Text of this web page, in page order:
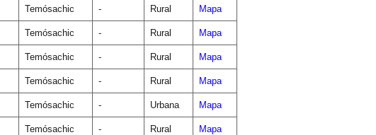
Temósachic - Rural Mapa
Temósachic - Rural Mapa
Temósachic - Rural Mapa
Temósachic - Rural Mapa
Temósachic - Urbana Mapa
Temósachic - Rural Mapa